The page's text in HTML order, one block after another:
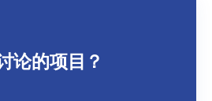
论的项目？